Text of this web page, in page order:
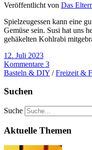
Veröffentlicht von Das
Spielzeugessen kann eine
Gemüse sein. Susi hat uns
gehäkelten Kohlrabi
12. Juli 2023
Kommentare 3
Basteln & DIY /Freizeit &
Suchen
Suche
Aktuelle Themen